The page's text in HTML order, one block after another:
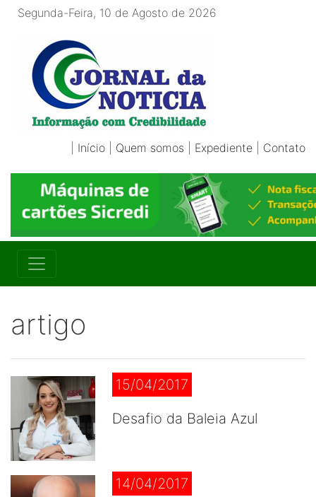
Segunda-Feira, 10 de Agosto de 2026
Início Quem somos Expediente Contato
artigo
15/04/2017
Desafio da Baleia Azul
14/04/2017